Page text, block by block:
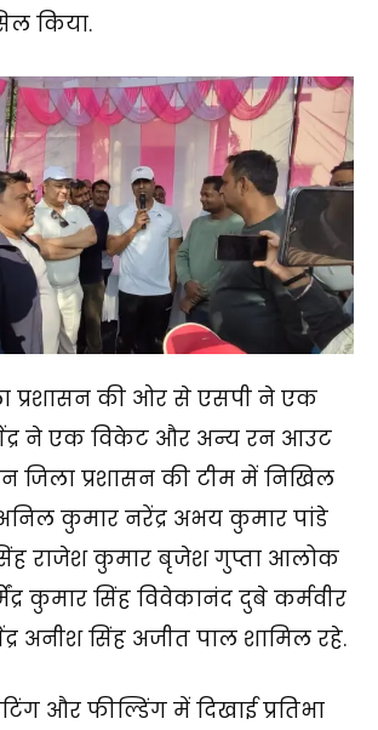
किया.
प्रशासन की ओर से एसपी ने एक
ने एक विकेट और अन्य रन आउट
जिला प्रशासन की टीम में निखिल
कुमार नरेंद्र अभय कुमार पांडे
राजेश कुमार बृजेश गुप्ता आलोक
कुमार सिंह विवेकानंद दुबे कर्मवीर
अनीश सिंह अजीत पाल शामिल रहे.
और फील्डिंग में दिखाई प्रतिभा